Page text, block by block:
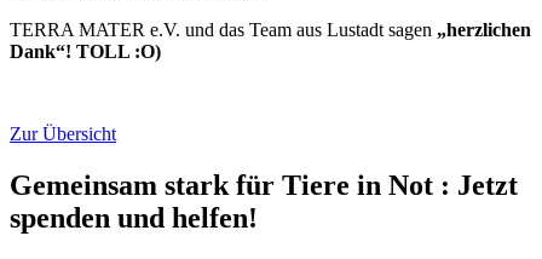
TERRA MATER e.V. und das Team aus Lustadt sagen „herzlichen
Dank“! TOLL :O)
Zur Übersicht
Gemeinsam stark für Tiere in Not : Jetzt
spenden und helfen!